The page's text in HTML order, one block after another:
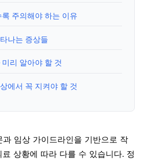
주의해야 하는 이유
나는 증상들
리 알아야 할 것
에서 꼭 지켜야 할 것
임상 가이드라인을 기반으로 작
상황에 따라 다를 수 있습니다. 정